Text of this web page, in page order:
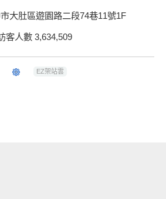
大肚區遊園路二段74巷11號1F
客人數 3,634,509
EZ架站雲